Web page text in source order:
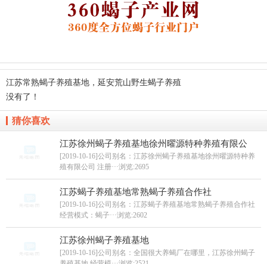
江苏常熟蝎子养殖基地，延安荒山野生蝎子养殖
没有了！
猜你喜欢
江苏徐州蝎子养殖基地徐州曜源特种养殖有限公
[2019-10-16]公司别名：江苏徐州蝎子养殖基地徐州曜源特种养
殖有限公司 注册···浏览:2695
江苏蝎子养殖基地常熟蝎子养殖合作社
[2019-10-16]公司别名：江苏蝎子养殖基地常熟蝎子养殖合作社
经营模式：蝎子···浏览:2602
江苏徐州蝎子养殖基地
[2019-10-16]公司别名：全国很大养蝎厂在哪里，江苏徐州蝎子